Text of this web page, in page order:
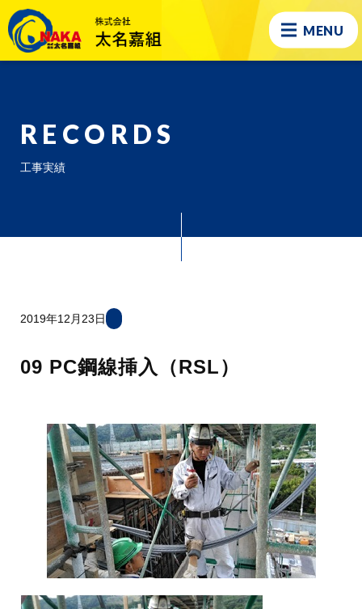
MENU
RECORDS
工事実績
2019年12月23日
09 PC鋼線挿入（RSL）